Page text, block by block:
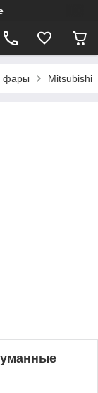
фары Mitsubishi